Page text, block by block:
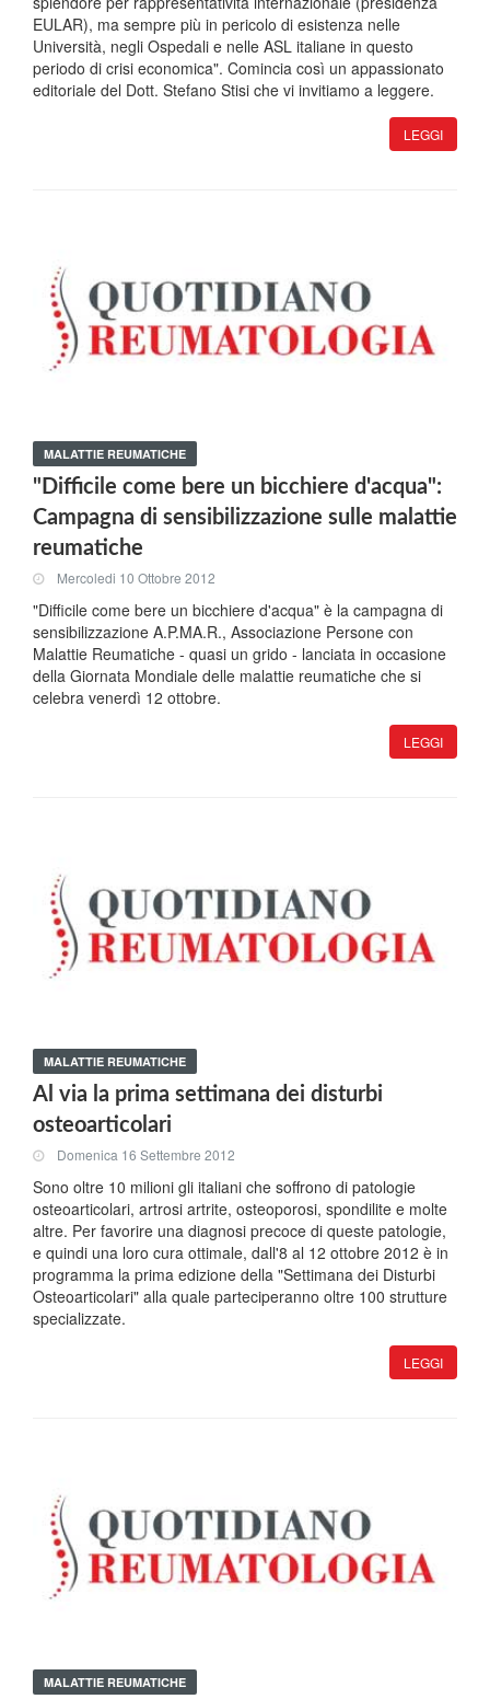
EULAR), ma sempre più in pericolo di esistenza nelle
Università, negli Ospedali e nelle ASL italiane in questo
periodo di crisi economica". Comincia così un appassionato
editoriale del Dott. Stefano Stisi che vi invitiamo a leggere.
LEGGI
MALATTIE REUMATICHE
"Difficile come bere un bicchiere d'acqua":
Campagna di sensibilizzazione sulle malattie
reumatiche
Mercoledi 10 Ottobre 2012
"Difficile come bere un bicchiere d'acqua" è la campagna di
sensibilizzazione A.P.MA.R., Associazione Persone con
Malattie Reumatiche - quasi un grido - lanciata in occasione
della Giornata Mondiale delle malattie reumatiche che si
celebra venerdì 12 ottobre.
LEGGI
MALATTIE REUMATICHE
Al via la prima settimana dei disturbi
osteoarticolari
Domenica 16 Settembre 2012
Sono oltre 10 milioni gli italiani che soffrono di patologie
osteoarticolari, artrosi artrite, osteoporosi, spondilite e molte
altre. Per favorire una diagnosi precoce di queste patologie,
e quindi una loro cura ottimale, dall'8 al 12 ottobre 2012 è in
programma la prima edizione della "Settimana dei Disturbi
Osteoarticolari" alla quale parteciperanno oltre 100 strutture
specializzate.
LEGGI
MALATTIE REUMATICHE